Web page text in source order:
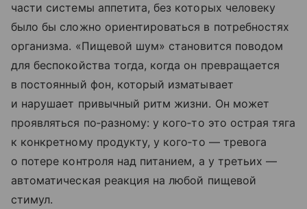
части системы аппетита, без которых человеку
было бы сложно ориентироваться в потребностях
организма. «Пищевой шум» становится поводом
для беспокойства тогда, когда он превращается
в постоянный фон, который изматывает
и нарушает привычный ритм жизни. Он может
проявляться по‑разному: у кого‑то это острая тяга
к конкретному продукту, у кого‑то — тревога
о потере контроля над питанием, а у третьих —
автоматическая реакция на любой пищевой
стимул.